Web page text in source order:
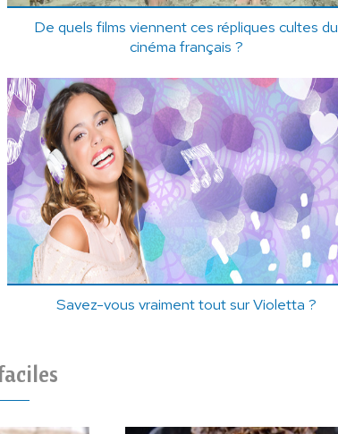
De quels films viennent ces répliques cultes du
cinéma français ?
Savez-vous vraiment tout sur Violetta ?